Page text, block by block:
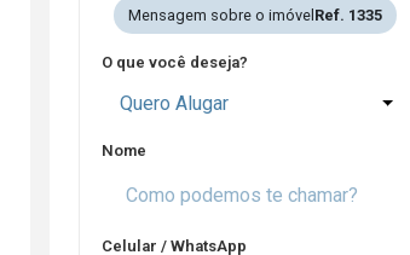
Mensagem sobre o imóvel Ref. 1335
O que você deseja?
Quero Alugar
Nome
Celular / WhatsApp